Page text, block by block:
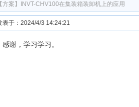
【方案】 INVT-CHV100在集装箱装卸机上的应用
表于：2024/4/3 14:24:21
感谢，学习学习。